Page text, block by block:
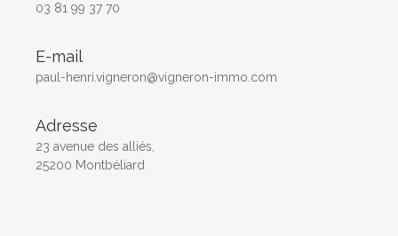
03 81 99 37 70
E-mail
paul-henri.vigneron@vigneron-immo.com
Adresse
23 avenue des alliés,
25200 Montbéliard